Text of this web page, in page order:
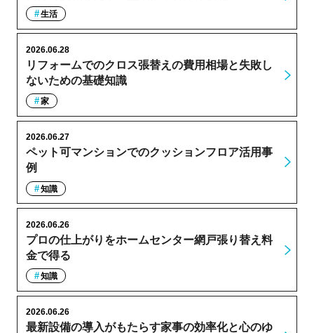
生活
リフォームでのクロス張替えの費用相場と失敗し
ないための基礎知識
2026.06.28
家
ペット可マンションでのクッションフロア活用事
例
2026.06.27
知識
プロの仕上がりをホームセンター網戸張り替え料
金で得る
2026.06.26
知識
最新設備の導入がもたらす家事の効率化と心のゆ
2026.06.26